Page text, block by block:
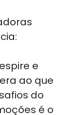
e
ao que
do
é o